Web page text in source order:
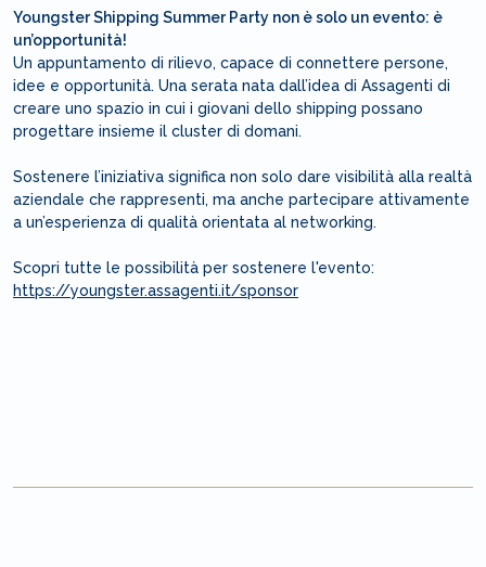
Youngster Shipping Summer Party non è solo un evento: è
un’opportunità!
Un appuntamento di rilievo, capace di connettere persone,
idee e opportunità. Una serata nata dall’idea di Assagenti di
creare uno spazio in cui i giovani dello shipping possano
progettare insieme il cluster di domani.
Sostenere l’iniziativa significa non solo dare visibilità alla realtà
aziendale che rappresenti, ma anche partecipare attivamente
a un’esperienza di qualità orientata al networking.
Scopri tutte le possibilità per sostenere l'evento:
https://youngster.assagenti.it/sponsor